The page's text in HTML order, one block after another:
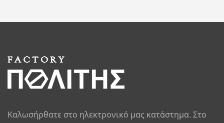
Καλωσήρθατε στο ηλεκτρονικό μας κατάστημα. Στο